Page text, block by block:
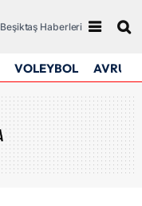
Beşiktaş Haberleri
VOLEYBOL